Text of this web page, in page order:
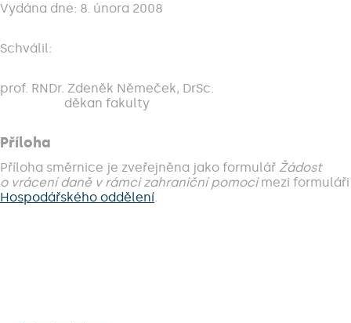
Vydána dne: 8. února 2008
Schválil:
prof. RNDr. Zdeněk Němeček, DrSc.
děkan fakulty
Příloha
Příloha směrnice je zveřejněna jako formulář Žádost
o vrácení daně v rámci zahraniční pomocimezi formuláři
Hospodářského oddělení.